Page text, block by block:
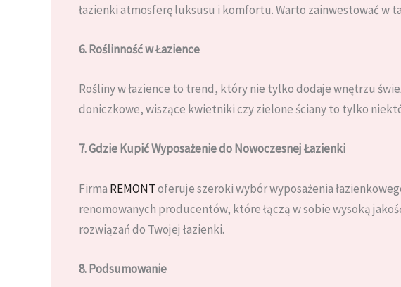
łazienki atmosferę luksusu i komfortu. Warto zainwestować w
6. Roślinność w Łazience
Rośliny w łazience to trend, który nie tylko dodaje wnętrzu
doniczkowe, wiszące kwietniki czy zielone ściany to tylko
7. Gdzie Kupić Wyposażenie do Nowoczesnej Łazienki
Firma REMONToferuje szeroki wybór wyposażenia
renomowanych producentów, które łączą w sobie wysoką
rozwiązań do Twojej łazienki.
8. Podsumowanie